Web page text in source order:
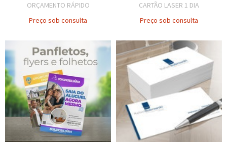
ORÇAMENTO RÁPIDO
Preço sob consulta
CARTÃO LASER 1 DIA
Preço sob consulta